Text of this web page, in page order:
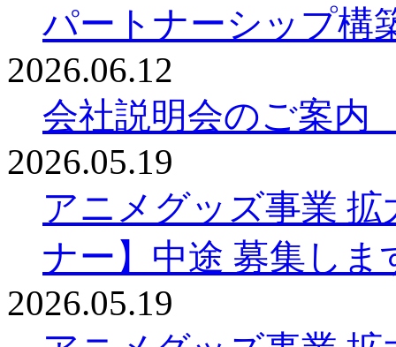
パートナーシップ構
2026.06.12
会社説明会のご案
2026.05.19
アニメグッズ事業
ナー】中途 募集しま
2026.05.19